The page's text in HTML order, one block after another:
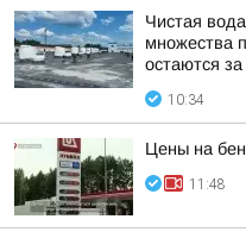
Чистая
множества
остаются
10:34
Цены на
11:48